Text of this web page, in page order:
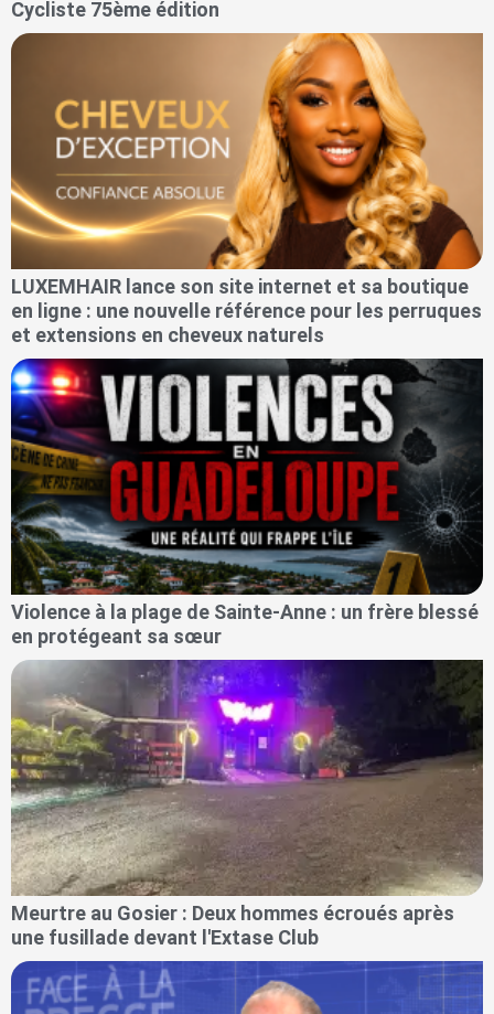
Cycliste 75ème édition
LUXEMHAIR lance son site internet et sa boutique
en ligne : une nouvelle référence pour les perruques
et extensions en cheveux naturels
Violence à la plage de Sainte-Anne : un frère blessé
en protégeant sa sœur
Meurtre au Gosier : Deux hommes écroués après
une fusillade devant l'Extase Club